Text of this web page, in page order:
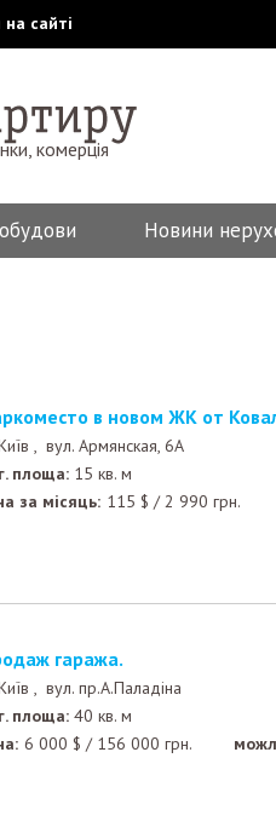
на сайті
комерція
Новини
в новом ЖК от
, вул. Армянская, 6А
площа: 15 кв. м
за місяць: 115 $ /2 990 грн.
гаража.
, вул. пр.А.Паладiна
площа: 40 кв. м
6 000 $ / 156 000 грн.